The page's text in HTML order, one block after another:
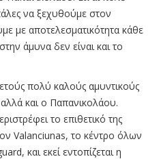
να ξεχυθούμε στον
με αποτελεσματικότητα κάθε
άμυνα δεν είναι και το
πολύ καλούς αμυντικούς
και ο Παπανικολάου.
το επιθετικό της
Valanciunas, το κέντρο όλων
και εκεί εντοπίζεται η